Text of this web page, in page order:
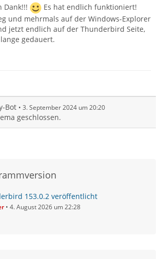
Dank!!!
Es hat endlich funktioniert!
und mehrmals auf der Windows-Explorer
jetzt endlich auf der Thunderbird Seite,
gedauert.
Bot 3. September 2024 um 20:20
geschlossen.
153.0.2 veröffentlicht
4. August 2026 um 22:28